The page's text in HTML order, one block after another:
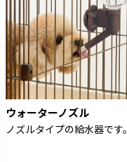
ウォーターノズル
ノズルタイプの給水器です。